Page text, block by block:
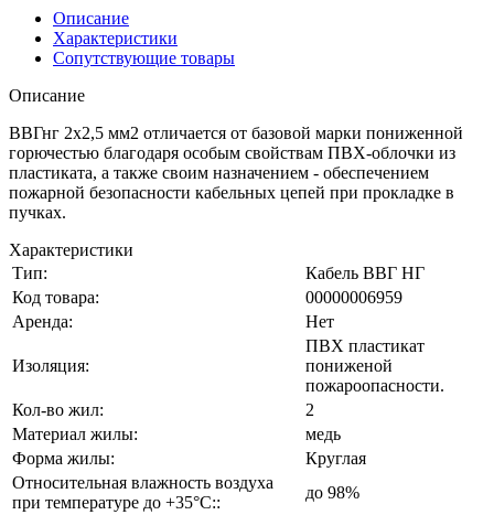
Описание
Характеристики
Сопутствующие товары
Описание
ВВГнг 2х2,5 мм2 отличается от базовой марки пониженной
горючестью благодаря особым свойствам ПВХ-облочки из
пластиката, а также своим назначением - обеспечением
пожарной безопасности кабельных цепей при прокладке в
пучках.
Характеристики
Тип:
Кабель ВВГ НГ
Код товара:
00000006959
Аренда:
Нет
Изоляция:
ПВХ пластикат
пониженой
пожароопасности.
Кол-во жил:
2
Материал жилы:
медь
Форма жилы:
Круглая
Относительная влажность воздуха
при температуре до +35°С::
до 98%